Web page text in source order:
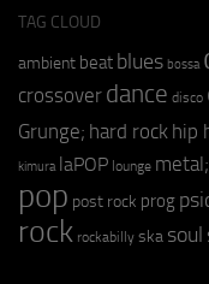
TAG CLOUD
ambient beat blues bossa
crossover dance disco
Grunge; hard rock hip
kimura laPOP lounge metal;
pop post rock prog
rock rockabilly ska soul